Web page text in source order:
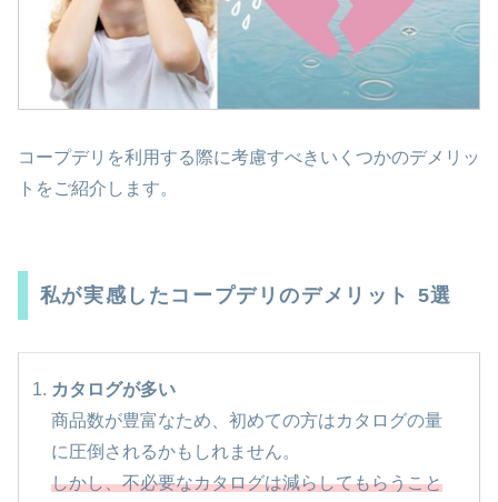
コープデリを利用する際に考慮すべきいくつかのデメリッ
トをご紹介します。
私が実感したコープデリのデメリット 5選
カタログが多い
商品数が豊富なため、初めての方はカタログの量
に圧倒されるかもしれません。
しかし、不必要なカタログは減らしてもらうこと